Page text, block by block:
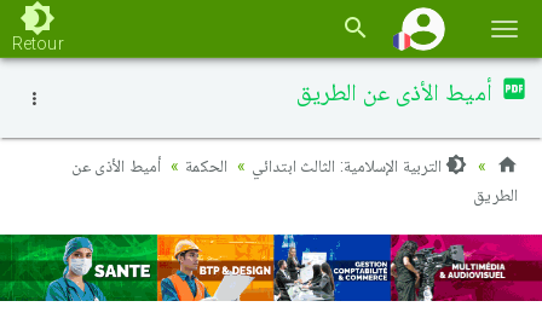
la
Retour
أميط الأذى عن الطريق
التربية الإسلامية: الثالث ابتدائي الحكمة
أميط الأذى عن
الطريق